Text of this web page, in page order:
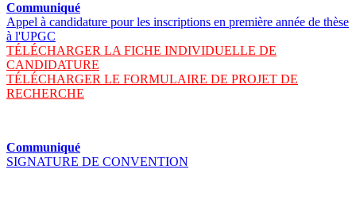
Communiqué
Appel à candidature pour les inscriptions en première année de thèse
à l'UPGC
TÉLÉCHARGER LA FICHE INDIVIDUELLE DE
CANDIDATURE
TÉLÉCHARGER LE FORMULAIRE DE PROJET DE
RECHERCHE
Communiqué
SIGNATURE DE CONVENTION